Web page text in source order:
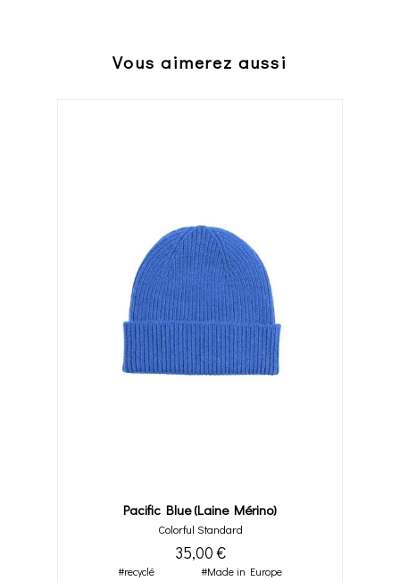
Vous aimerez aussi
Pacific Blue (laine Mérino)
Colorful Standard
35,00 €
#recyclé #Made in Europe